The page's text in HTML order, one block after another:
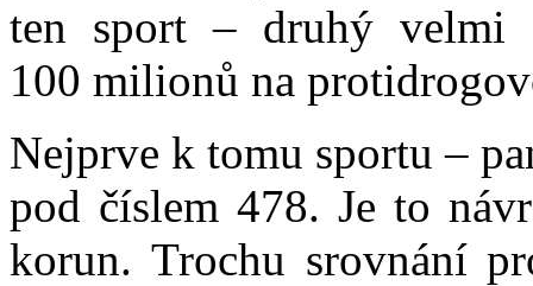
ten sport – druhý velmi
100 milionů na
Nejprve k tomu sportu –
pod číslem 478. Je to
korun. Trochu srovnání